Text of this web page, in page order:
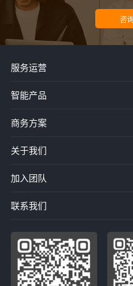
服务运营
智能产品
商务方案
关于我们
加入团队
联系我们